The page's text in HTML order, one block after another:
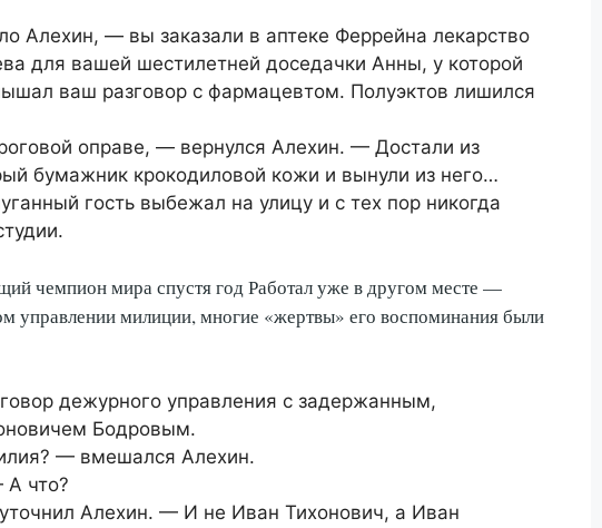
Алехин, — вы заказали в аптеке Феррейна лекарство
для вашей шестилетней доседачки Анны, у которой
ваш разговор с фармацевтом. Полуэктов лишился
оправе, — вернулся Алехин. — Достали из
бумажник крокодиловой кожи и вынули из него…
гость выбежал на улицу и с тех пор никогда
чемпион мира спустя год Работал уже в другом месте —
управлении милиции, многие «жертвы» его воспоминания были
дежурного управления с задержанным,
Бодровым.
— вмешался Алехин.
что?
Алехин. — И не Иван Тихонович, а Иван